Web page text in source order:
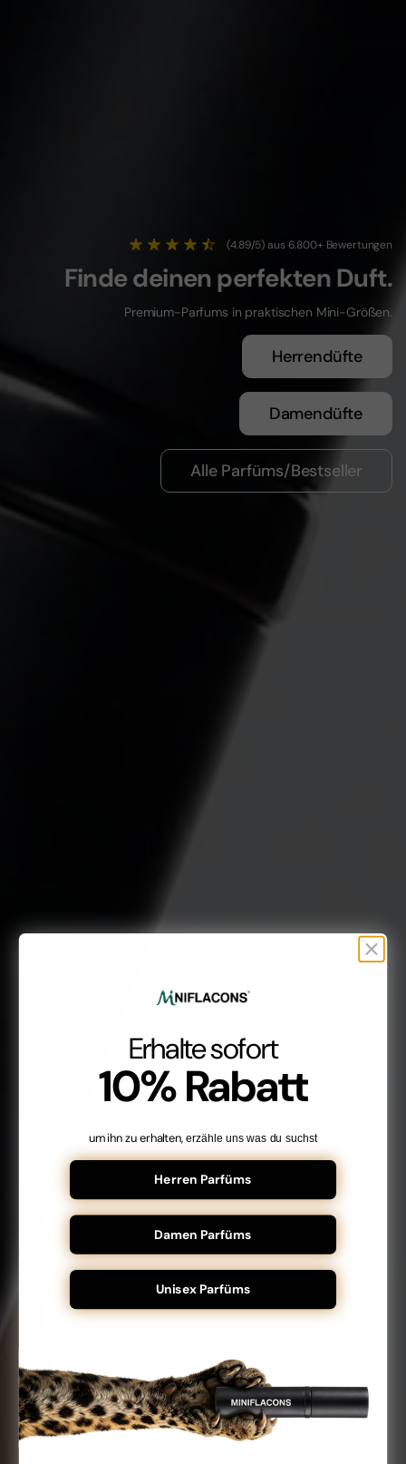
(4.89/5) aus 6.800+ Bewertungen
Finde deinen perfekten Duft.
Premium-Parfums in praktischen Mini-Größen.
Herrendüfte
Damendüfte
Alle Parfüms/Bestseller
Erhalte sofort
10% Rabatt
um ihn zu erhalten, erzähle uns was du suchst
Herren Parfüms
Damen Parfüms
Unisex Parfüms